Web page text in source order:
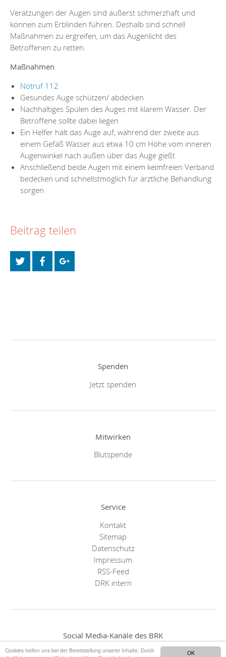
OK
Cookies helfen uns bei der Bereitstellung unserer Inhalte. Durch
Verätzungen der Augen sind äußerst schmerzhaft und
können zum Erblinden führen. Deshalb sind schnell
Maßnahmen zu ergreifen, um das Augenlicht des
Betroffenen zu retten.
Maßnahmen
Notruf 112
Gesundes Auge schützen/ abdecken
Nachhaltiges Spülen des Auges mit klarem Wasser. Der
Betroffene sollte dabei liegen
Ein Helfer hält das Auge auf, während der zweite aus
einem Gefäß Wasser aus etwa 10 cm Höhe vom inneren
Augenwinkel nach außen über das Auge gießt
Anschließend beide Augen mit einem keimfreien Verband
bedecken und schnellstmöglich für ärztliche Behandlung
sorgen
Beitrag teilen
Spenden
Jetzt spenden
Mitwirken
Blutspende
Service
Kontakt
Sitemap
Datenschutz
Impressum
RSS-Feed
DRK intern
Social Media-Kanäle des BRK